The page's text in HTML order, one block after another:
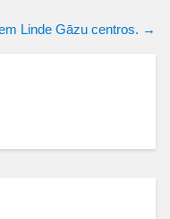
Linde Gāzu centros. →